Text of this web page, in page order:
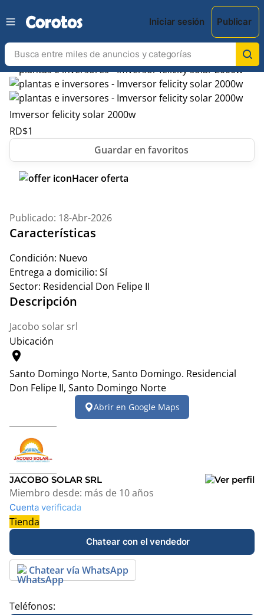
Iniciar sesión Publicar
Imversor felicity solar 2000w
RD$1
Hacer oferta
Publicado: 18-Abr-2026
Características
Condición: Nuevo
Entrega a domicilio: Sí
Sector: Residencial Don Felipe II
Descripción
Jacobo solar srl
Ubicación
location_on
Santo Domingo Norte, Santo Domingo. Residencial
Don Felipe II, Santo Domingo Norte
−
Leaflet|© OpenStreetMap contributors
Abrir en Google Maps
JACOBO SOLAR SRL
Miembro desde: más de 10 años
Cuenta verificada
Tienda
Chatear con el vendedor
Chatear vía WhatsApp
Teléfonos: